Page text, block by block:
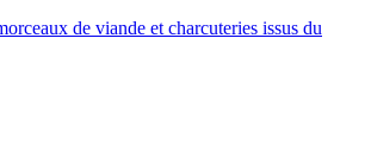
de viande et charcuteries issus du